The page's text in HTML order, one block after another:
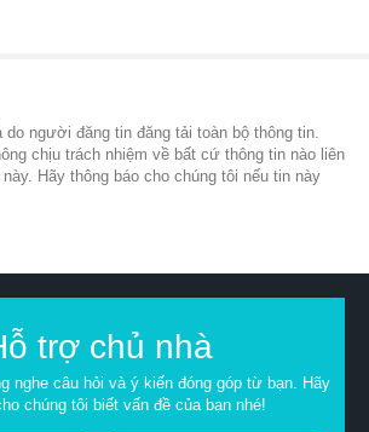
do người đăng tin đăng tải toàn bộ thông tin.
chịu trách nhiệm về bất cứ thông tin nào liên
Hãy thông báo cho chúng tôi nếu tin này
trợ chủ nhà
nghe câu hỏi và ý kiến đóng góp từ bạn. Hãy
chúng tôi biết vấn đề của bạn nhé!